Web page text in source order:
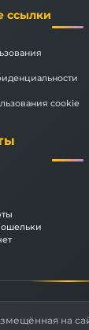
ссылки
cookie
на